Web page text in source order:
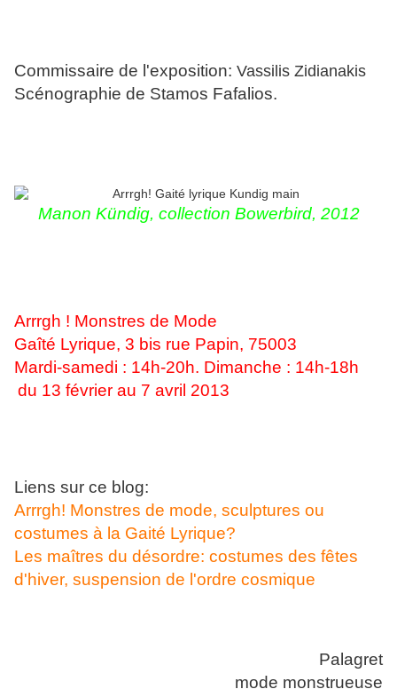
Commissaire de l'exposition: Vassilis Zidianakis
Scénographie de Stamos Fafalios.
Manon Kündig, collection Bowerbird, 2012
Arrrgh ! Monstres de Mode
Gaîté Lyrique, 3 bis rue Papin, 75003
Mardi-samedi : 14h-20h. Dimanche : 14h-18h
du 13 février au 7 avril 2013
Liens sur ce blog:
Arrrgh! Monstres de mode, sculptures ou
costumes à la Gaité Lyrique?
Les maîtres du désordre: costumes des fêtes
d'hiver, suspension de l'ordre cosmique
Palagret
mode monstrueuse